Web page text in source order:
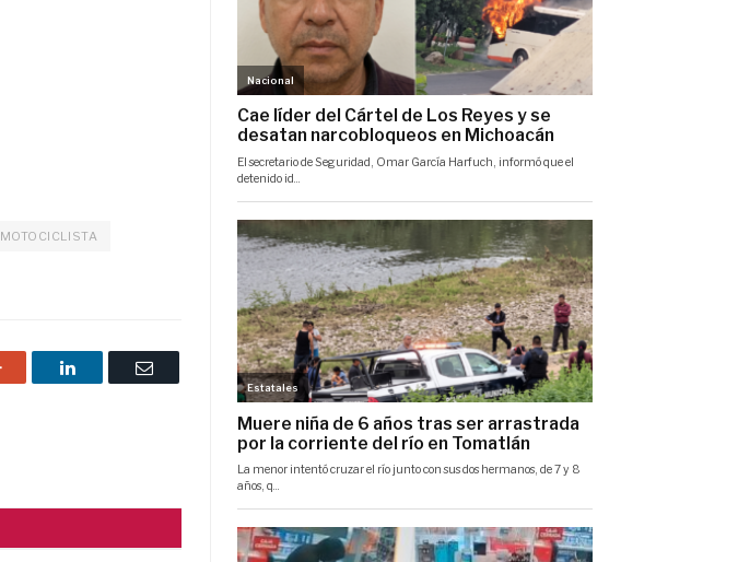
MOTOCICLISTA
Google+ LinkedIn
Correo